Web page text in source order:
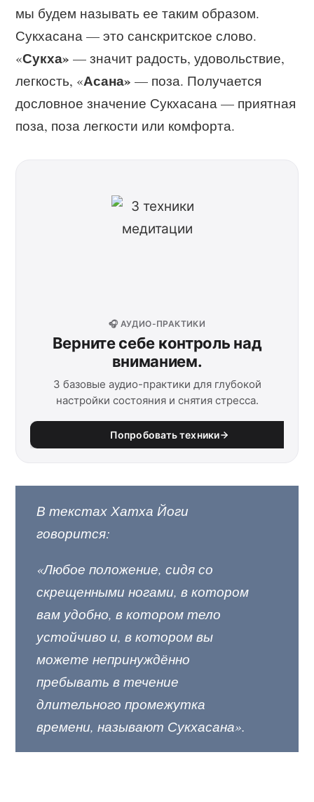
мы будем называть ее таким образом.
Сукхасана — это санскритское слово.
«Сукха» — значит радость, удовольствие,
легкость, «Асана» — поза. Получается
дословное значение Сукхасана — приятная
поза, поза легкости или комфорта.
🎧 АУДИО-ПРАКТИКИ
Верните себе контроль над
вниманием.
3 базовые аудио-практики для глубокой
настройки состояния и снятия стресса.
Попробовать техники
В текстах Хатха Йоги
говорится:
«Любое положение, сидя со
скрещенными ногами, в котором
вам удобно, в котором тело
устойчиво и, в котором вы
можете непринуждённо
пребывать в течение
длительного промежутка
времени, называют Сукхасана».